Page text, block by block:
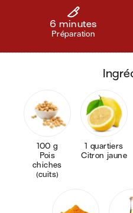
6 minutes
Préparation
100 g
Pois
chiches
(cuits)
1 quartiers
Citron jaune